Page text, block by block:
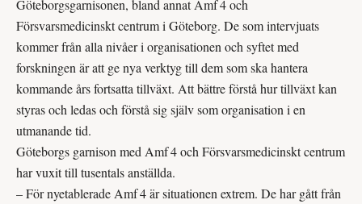
Göteborgsgarnisonen, bland annat Amf 4 och
Försvarsmedicinskt centrum i Göteborg. De som intervjuats
kommer från alla nivåer i organisationen och syftet med
forskningen är att ge nya verktyg till dem som ska hantera
kommande års fortsatta tillväxt. Att bättre förstå hur tillväxt kan
styras och ledas och förstå sig själv som organisation i en
utmanande tid.
Göteborgs garnison med Amf 4 och Försvarsmedicinskt centrum
har vuxit till tusentals anställda.
– För nyetablerade Amf 4 är situationen extrem. De har gått från